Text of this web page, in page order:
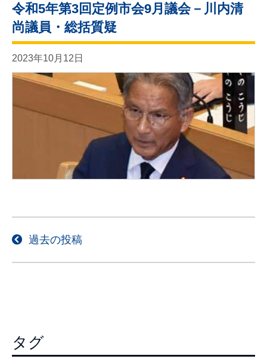
令和5年第3回定例市会9月議会－川内清
尚議員・総括質疑
2023年10月12日
投
稿
ー
シ
過去の投稿
タグ